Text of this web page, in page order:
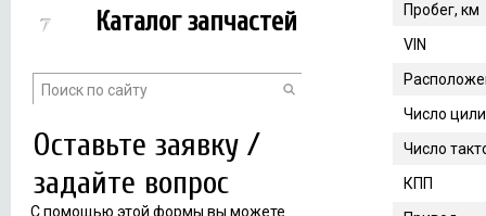
Каталог запчастей
Оставьте заявку /
задайте вопрос
С помощью этой формы вы можете
Пробег, км
VIN
Число
Число
КПП